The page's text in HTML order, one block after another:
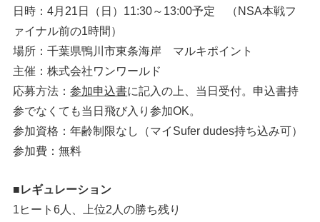
日時：4月21日（日）11:30～13:00予定 （NSA本戦フ
ァイナル前の1時間）
場所：千葉県鴨川市東条海岸 マルキポイント
主催：株式会社ワンワールド
応募方法：参加申込書に記入の上、当日受付。申込書持
参でなくても当日飛び入り参加OK。
参加資格：年齢制限なし（マイSufer dudes持ち込み可）
参加費：無料
■レギュレーション
1ヒート6人、上位2人の勝ち残り